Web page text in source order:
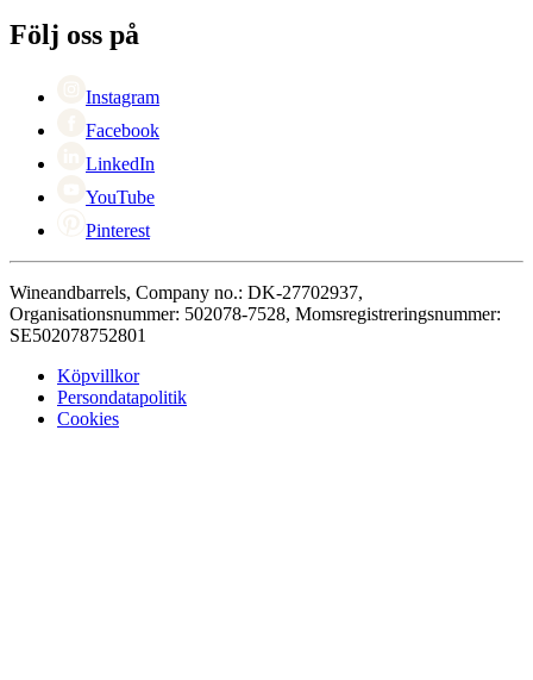
Karriär
Black Friday
Cyber Monday
Följ oss på
Instagram
Facebook
LinkedIn
YouTube
Pinterest
Wineandbarrels, Company no.: DK-27702937,
Organisationsnummer: 502078-7528, Momsregistreringsnummer:
SE502078752801
Köpvillkor
Persondatapolitik
Cookies